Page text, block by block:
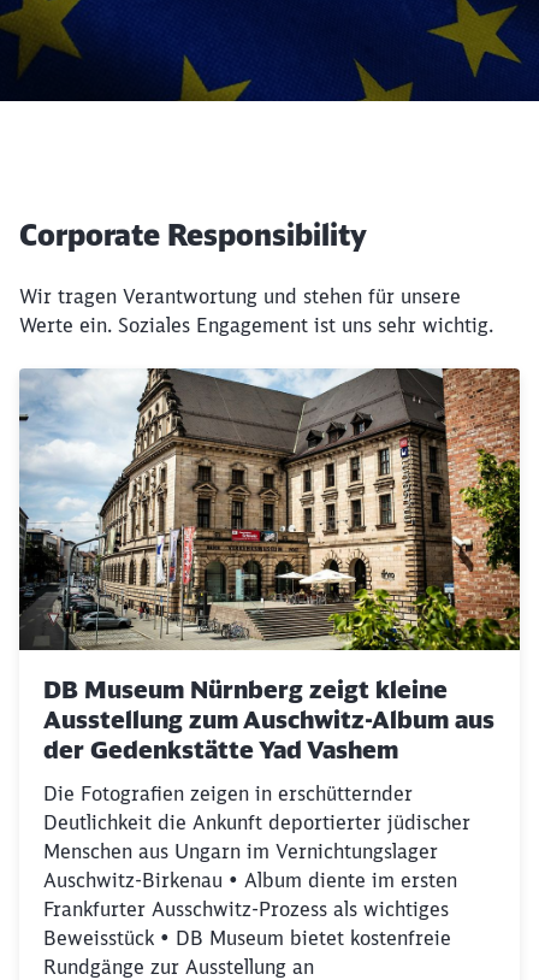
Corporate Responsibility
Wir tragen Verantwortung und stehen für unsere
Werte ein. Soziales Engagement ist uns sehr wichtig.
DB Museum Nürnberg zeigt kleine
Ausstellung zum Auschwitz-Album aus
der Gedenkstätte Yad Vashem
Die Fotografien zeigen in erschütternder
Deutlichkeit die Ankunft deportierter jüdischer
Menschen aus Ungarn im Vernichtungslager
Auschwitz-Birkenau • Album diente im ersten
Frankfurter Ausschwitz-Prozess als wichtiges
Beweisstück • DB Museum bietet kostenfreie
Rundgänge zur Ausstellung an